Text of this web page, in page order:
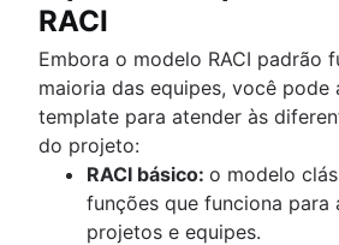
RACI
Embora o modelo RACI padrão
maioria das equipes, você pode
template para atender às
do projeto:
RACI básico: o modelo
funções que funciona para
projetos e equipes.